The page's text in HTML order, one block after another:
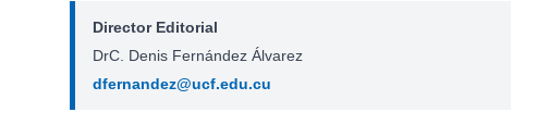
Director Editorial
DrC. Denis Fernández Álvarez
dfernandez@ucf.edu.cu